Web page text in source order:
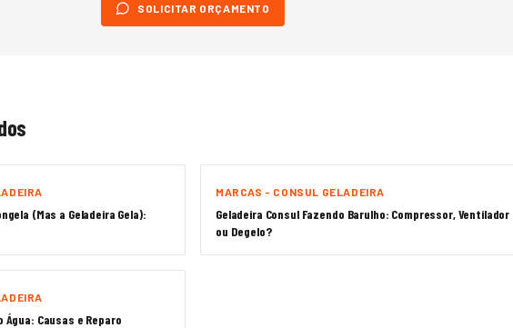
SOLICITAR ORÇAMENTO
(Mas a Geladeira Gela):
MARCAS - CONSUL GELADEIRA
Geladeira Consul Fazendo Barulho: Compressor, Ventilador
ou Degelo?
Água: Causas e Reparo